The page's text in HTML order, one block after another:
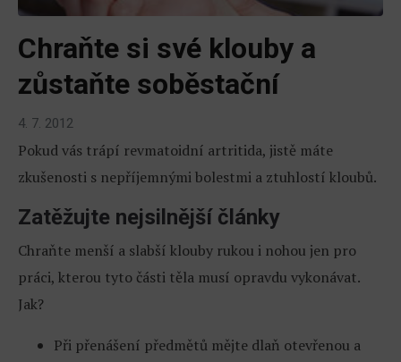
Chraňte si své klouby a
zůstaňte soběstační
4. 7. 2012
Pokud vás trápí revmatoidní artritida, jistě máte
zkušenosti s nepříjemnými bolestmi a ztuhlostí kloubů.
Zatěžujte nejsilnější články
Chraňte menší a slabší klouby rukou i nohou jen pro
práci, kterou tyto části těla musí opravdu vykonávat.
Jak?
Při přenášení předmětů mějte dlaň otevřenou a